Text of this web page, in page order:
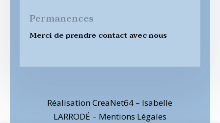
Permanences
Merci de prendre contact avec nous
Réalisation CreaNet64 – Isabelle
LARRODÉ – Mentions Légales